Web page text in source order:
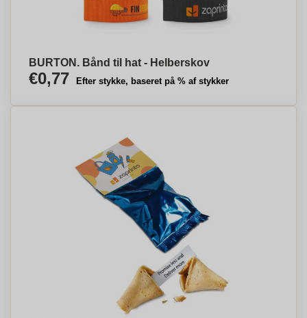
BURTON. Bånd til hat - Helberskov
€0,77 Efter stykke, baseret på % af stykker